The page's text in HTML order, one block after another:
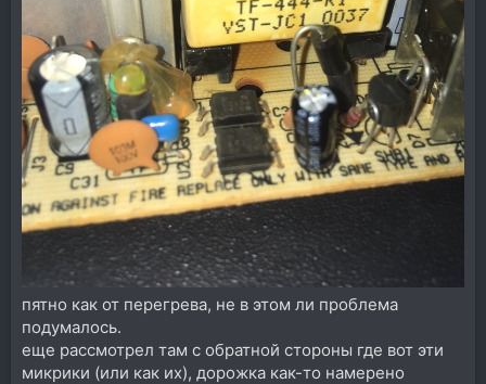
пятно как от перегрева, не в этом ли проблема
подумалось.
еще рассмотрел там с обратной стороны где вот эти
микрики (или как их), дорожка как-то намерено